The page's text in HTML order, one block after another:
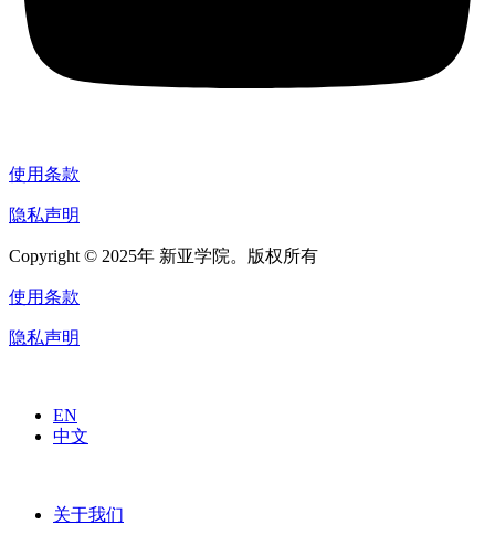
使用条款
隐私声明
Copyright © 2025年 新亚学院。版权所有
使用条款
隐私声明
EN
中文
关于我们